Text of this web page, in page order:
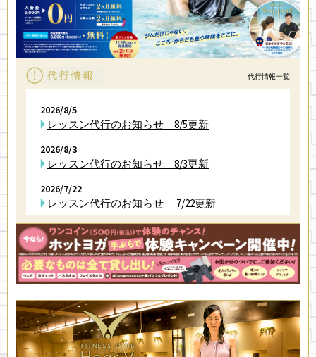
2023/8/4
LINE公式アカウントを開設いたしました！
2023/3/17
健康経営優良法人に認定をされました！ 代行情報一覧
2026/8/5
レッスン代行のお知らせ 8/5更新
2026/8/3
レッスン代行のお知らせ 8/3更新
2026/7/22
レッスン代行のお知らせ 7/22更新
2026/7/13
レッスン代行のお知らせ 7/13更新